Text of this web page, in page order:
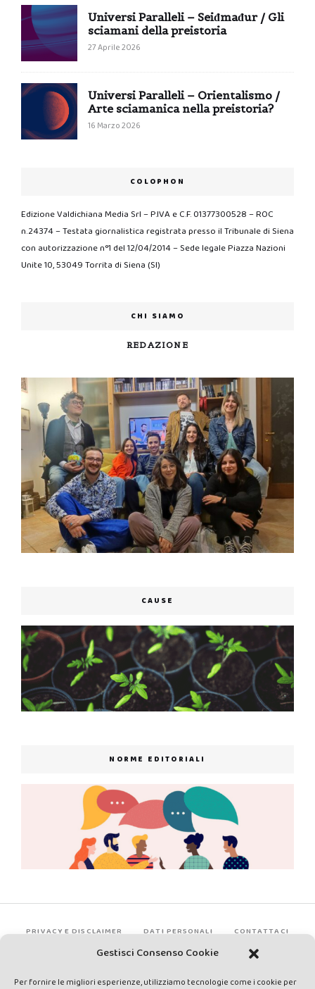
Gestisci Consenso Cookie
Per fornire le migliori esperienze, utilizziamo tecnologie come i cookie per
Universi Paralleli – Seiđmađur / Gli
sciamani della preistoria
27 Aprile 2026
Universi Paralleli – Orientalismo /
Arte sciamanica nella preistoria?
16 Marzo 2026
COLOPHON
Edizione Valdichiana Media Srl – P.IVA e C.F. 01377300528 – ROC
n.24374 – Testata giornalistica registrata presso il Tribunale di Siena
con autorizzazione n°1 del 12/04/2014 – Sede legale Piazza Nazioni
Unite 10, 53049 Torrita di Siena (SI)
CHI SIAMO
REDAZIONE
CAUSE
NORME EDITORIALI
PRIVACY E DISCLAIMER DATI PERSONALI CONTATTACI